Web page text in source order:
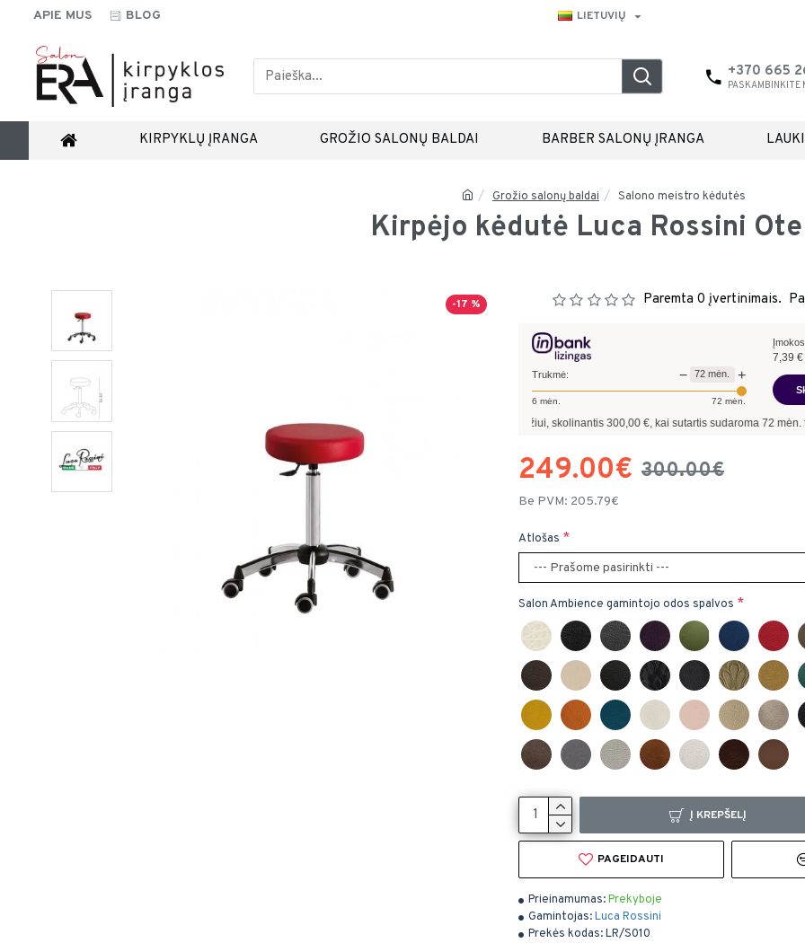
APIE MUS BLOG LIETUVIŲ
+370 665
PASKAMBINKITE
KIRPYKLŲ ĮRANGA GROŽIO SALONŲ BALDAI BARBER SALONŲ ĮRANGA
Grožio salonų baldai Salono meistro kėdutės
Kirpėjo kėdutė Luca Rossini
-17 %
Prieinamumas:Prekyboje
Gamintojas:Luca Rossini
Prekės kodas:LR/S010
Paremta 0 įvertinimais.
249.00€ 300.00€
Be PVM: 205.79€
Atlošas
Salon Ambience gamintojo odos spalvos
Trukmė: − 72 mėn. +
6 mėn. 72 mėn.
7,39 €
300,00€, kai sutartis sudaroma72mėn. terminui, metinė
Į KREPŠELĮ
PAGEIDAUTI